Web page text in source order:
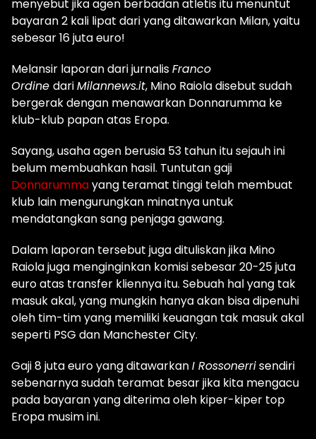
menyebut jika agen berbadan atletis itu menuntut
bayaran 2 kali lipat dari yang ditawarkan Milan, yaitu
sebesar 16 juta euro!
Melansir laporan dari jurnalisFranco
Ordine dariMilannews.it, Mino Raiola disebut sudah
bergerak dengan menawarkan Donnarumma ke
klub-klub papan atas Eropa.
Sayang, usaha agen berusia 53 tahun itu sejauh ini
belum membuahkan hasil. Tuntutan gaji
Donnarummayang teramat tinggi telah membuat
klub lain mengurungkan minatnya untuk
mendatangkan sang penjaga gawang.
Dalam laporan tersebut juga dituliskan jika Mino
Raiola juga menginginkan komisi sebesar 20-25 juta
euro atas transfer kliennya itu. Sebuah hal yang tak
masuk akal, yang mungkin hanya akan bisa dipenuhi
oleh tim-tim yang memiliki keuangan tak masuk akal
seperti PSG dan Manchester City.
Gaji 8 juta euro yang ditawarkanI Rossonerrisendiri
sebenarnya sudah teramat besar jika kita mengacu
pada bayaran yang diterima oleh kiper-kiper top
Eropa musim ini.